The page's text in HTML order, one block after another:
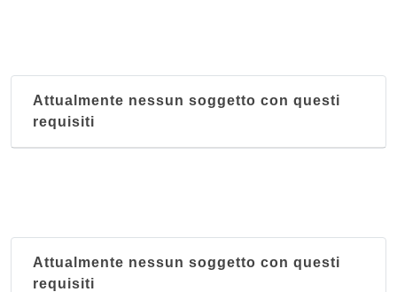
Attualmente nessun soggetto con questi
requisiti
Attualmente nessun soggetto con questi
requisiti